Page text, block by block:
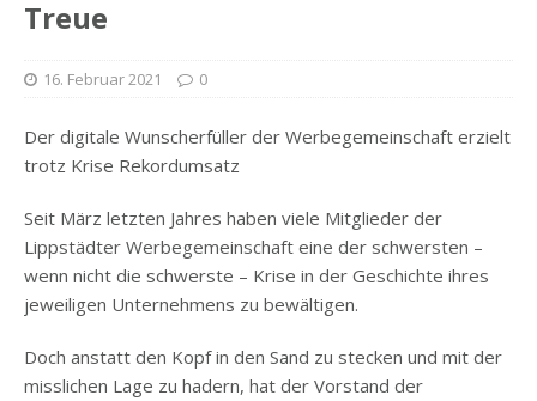
Treue
16. Februar 2021 0
Der digitale Wunscherfüller der Werbegemeinschaft erzielt
trotz Krise Rekordumsatz
Seit März letzten Jahres haben viele Mitglieder der
Lippstädter Werbegemeinschaft eine der schwersten –
wenn nicht die schwerste – Krise in der Geschichte ihres
jeweiligen Unternehmens zu bewältigen.
Doch anstatt den Kopf in den Sand zu stecken und mit der
misslichen Lage zu hadern, hat der Vorstand der